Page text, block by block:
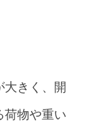
大きく、開
荷物や重い